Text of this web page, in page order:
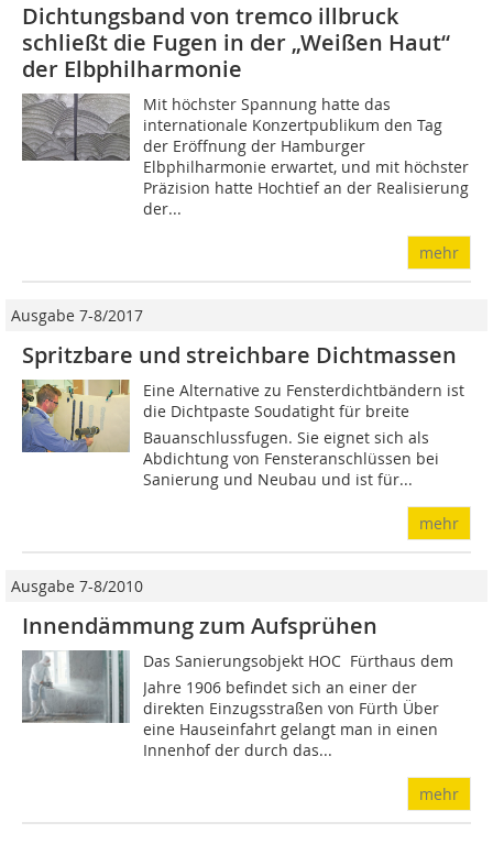
Dichtungsband von tremco illbruck
schließt die Fugen in der „Weißen Haut“
der Elbphilharmonie
Mit höchster Spannung hatte das
internationale Konzertpublikum den Tag
der Eröffnung der Hamburger
Elbphilharmonie erwartet, und mit höchster
Präzision hatte Hochtief an der Realisierung
der...
mehr
Ausgabe 7-8/2017
Spritzbare und streichbare Dichtmassen
Eine Alternative zu Fensterdichtbändern ist
die Dichtpaste Soudatight für breite
Bauanschlussfugen. Sie eignet sich als
Abdichtung von Fensteranschlüssen bei
Sanierung und Neubau und ist für...
mehr
Ausgabe 7-8/2010
Innendämmung zum Aufsprühen
Das Sanierungsobjekt HOC  Fürthaus dem
Jahre 1906 befindet sich an einer der
direkten Einzugsstraßen von Fürth Über
eine Hauseinfahrt gelangt man in einen
Innenhof der durch das...
mehr